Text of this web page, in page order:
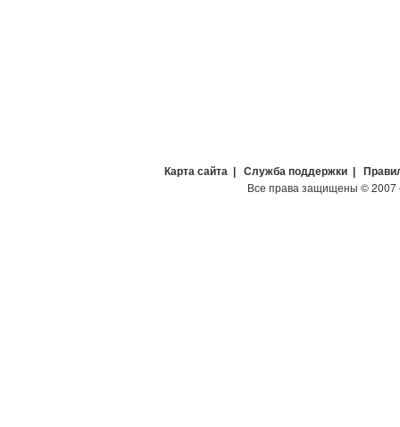
Карта сайта | Служба поддержки |
Все права защищены ©2007